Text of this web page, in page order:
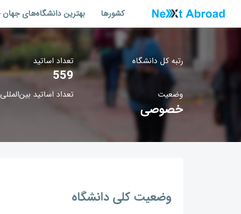
کشورها بهترین دانشگاه‌های جهان
رتبه کل دانشگاه تعداد اساتید
559
وضعیت
خصوصی
تعداد اساتید بین‌المللی
وضعیت کلی دانشگاه